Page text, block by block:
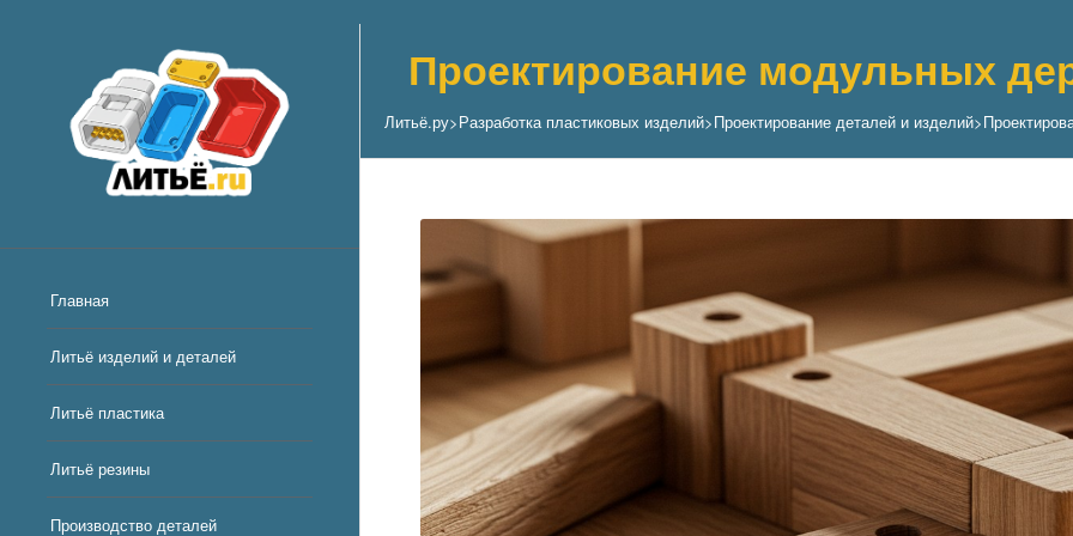
Главная
Литьё изделий и деталей
Литьё пластика
Литьё резины
Производство деталей
Проектирование модульных
Литьё.ру>Разработка пластиковых изделий>Проектирование деталей и изделий>